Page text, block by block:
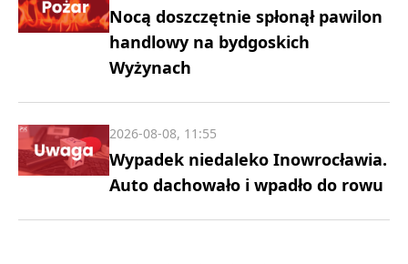
Nocą doszczętnie spłonął pawilon
handlowy na bydgoskich
Wyżynach
Wypadek niedaleko Inowrocławia.
Auto dachowało i wpadło do rowu
2026-08-08, 11:55